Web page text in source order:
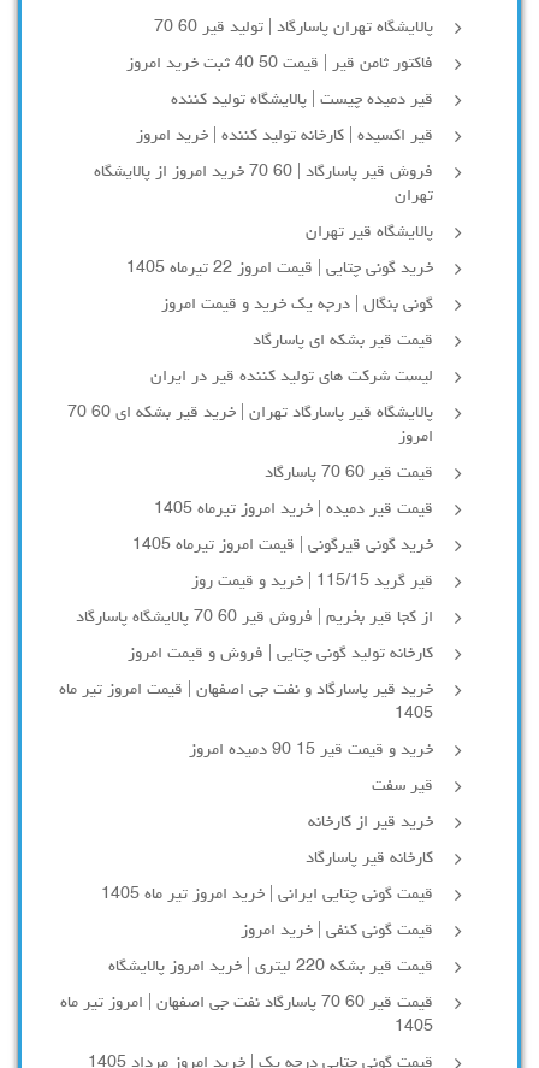
پالایشگاه تهران پاسارگاد | تولید قیر 60 70
فاکتور ثامن قیر | قیمت 50 40 ثبت خرید امروز
قیر دمیده چیست | پالایشگاه تولید کننده
قیر اکسیده | کارخانه تولید کننده | خرید امروز
فروش قیر پاسارگاد | 60 70 خرید امروز از پالایشگاه
تهران
پالایشگاه قیر تهران
خرید گونی چتایی | قیمت امروز 22 تیرماه 1405
گونی بنگال | درجه یک خرید و قیمت امروز
قیمت قیر بشکه ای پاسارگاد
لیست شرکت های تولید کننده قیر در ایران
پالایشگاه قیر پاسارگاد تهران | خرید قیر بشکه ای 60 70
امروز
قیمت قیر 60 70 پاسارگاد
قیمت قیر دمیده | خرید امروز تیرماه 1405
خرید گونی قیرگونی | قیمت امروز تیرماه 1405
قیر گرید 115/15 | خرید و قیمت روز
از کجا قیر بخریم | فروش قیر 60 70 پالایشگاه پاسارگاد
کارخانه تولید گونی چتایی | فروش و قیمت امروز
خرید قیر پاسارگاد و نفت جی اصفهان | قیمت امروز تیر ماه
1405
خرید و قیمت قیر 15 90 دمیده امروز
قیر سفت
خرید قیر از کارخانه
کارخانه قیر پاسارگاد
قیمت گونی چتایی ایرانی | خرید امروز تیر ماه 1405
قیمت گونی کنفی | خرید امروز
قیمت قیر بشکه 220 لیتری | خرید امروز پالایشگاه
قیمت قیر 60 70 پاسارگاد نفت جی اصفهان | امروز تیر ماه
1405
قیمت گونی چتایی درجه یک | خرید امروز مرداد 1405